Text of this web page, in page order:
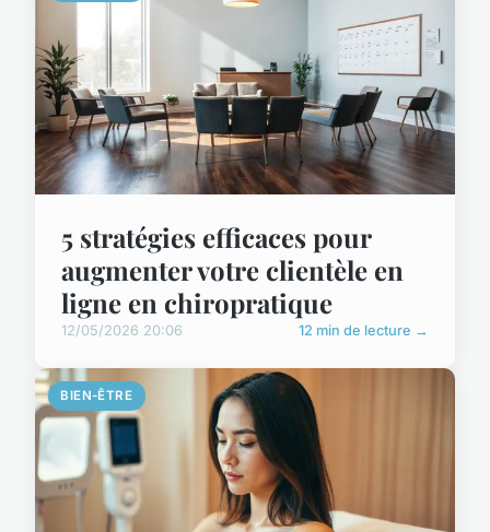
5 stratégies efficaces pour
augmenter votre clientèle en
ligne en chiropratique
12/05/2026 20:06 12 min de lecture →
BIEN-ÊTRE